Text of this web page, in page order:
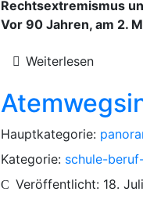
Rechtsextremismus
Vor 90 Jahren, am 2.
Weiterlesen
Hauptkategorie:
Kategorie: schule-
Veröffentlicht: 18.